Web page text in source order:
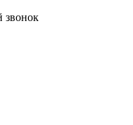
звонок